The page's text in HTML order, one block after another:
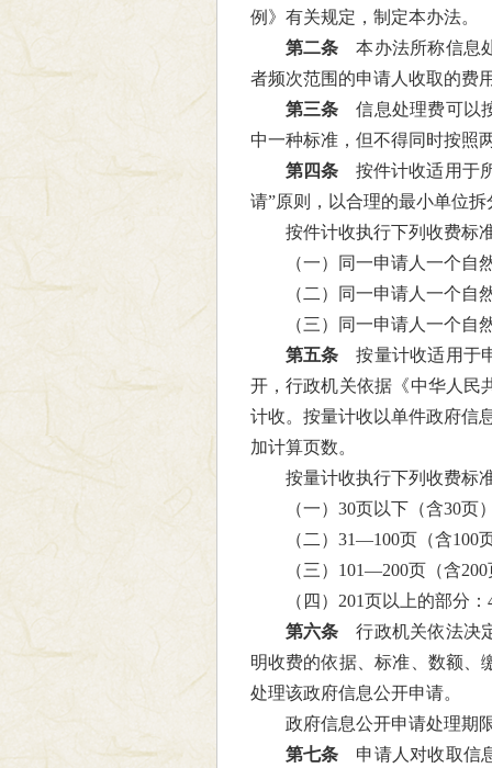
例》有关规定，制定本办法。
第二条 本办法所称信息
者频次范围的申请人收取的费
第三条 信息处理费可以
中一种标准，但不得同时按照
第四条按件计收适用于所
请”原则，以合理的最小单位
按件计收执行下列收费标
（一）同一申请人一个自
（二）同一申请人一个自
（三）同一申请人一个自
第五条 按量计收适用于
开，行政机关依据《中华人民
计收。按量计收以单件政府信
加计算页数。
按量计收执行下列收费标
（一）30页以下（含30页
（二）31—100页（含100
（三）101—200页（含
（四）201页以上的部分
第六条 行政机关依法决
明收费的依据、标准、数额、
处理该政府信息公开申请。
政府信息公开申请处理期
第七条 申请人对收取信